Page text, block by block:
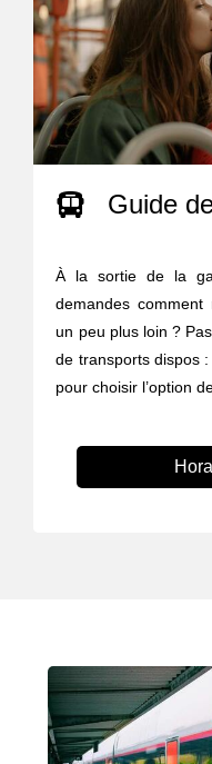
Guide
À la sortie de la
demandes
un peu plus loin ?
de transports dispos
pour choisir l’option